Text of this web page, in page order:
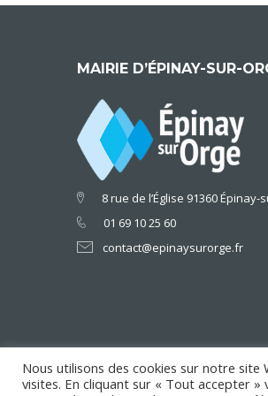
MAIRIE D’ÉPINAY-SUR-
8 rue de l’Église 91360 Épinay-
01 69 10 25 60
contact@epinaysurorge.fr
Copyright © 2018 Mairie
Nous utilisons des cookies sur notre
visites. En cliquant sur « Tout accepter »